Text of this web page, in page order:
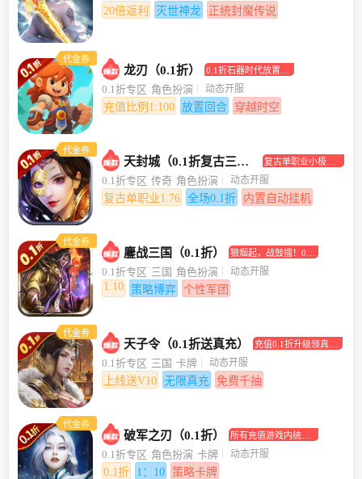
20倍返利 灭世神龙 正统封魔传说
代金券
龙刃（0.1折）
0.1折石器时代放置回
合挂机手游
0.1折专区 角色扮演 动态开服
充值比例1:100 放置回合 穿越时空
代金券
天封城（0.1折复古三职业）
复古单职业小极品
传奇手游
0.1折专区 传奇 角色扮演 动态开服
复古单职业1.76 全场0.1折 内置自动挂机
代金券
鏖战三国（0.1折）
狼烟起，战鼓擂！0.1
折助你坐拥江山美人
0.1折专区 三国 角色扮演 动态开服
1:10 策略博弈 个性军团
代金券
天子令（0.1折送真充）
充值0.1折升级领真充
0.1折专区 三国 卡牌 动态开服
上线送V10 无限真充 免费千抽
代金券
破军之刃（0.1折）
所有充值游戏内统统
打0.1折！
0.1折专区 角色扮演 卡牌 动态开服
0.1折 1：10 策略卡牌